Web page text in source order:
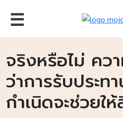
☰
จริงหรือไม่ คว
ว่าการรับประท
กำเนิดจะช่วยใ